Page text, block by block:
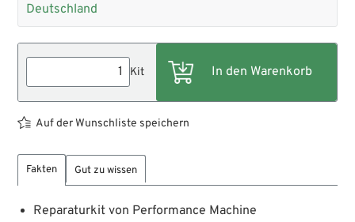
Deutschland
Kit
Auf der Wunschliste speichern
Fakten Gut zu wissen
Reparaturkit von Performance Machine